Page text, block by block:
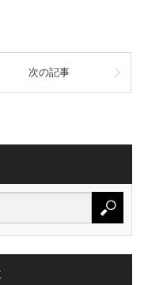
次の記事